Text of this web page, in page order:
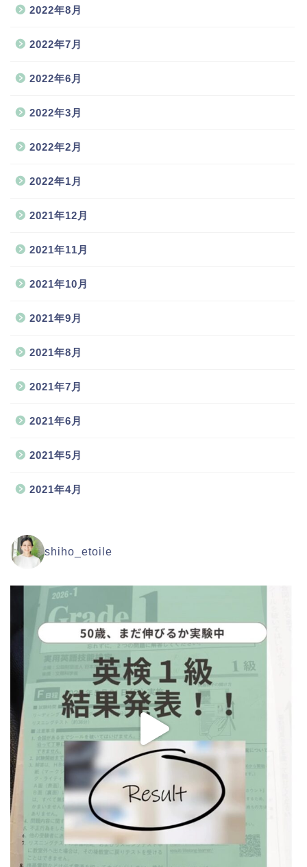
2022年8月
2022年7月
2022年6月
2022年3月
2022年2月
2022年1月
2021年12月
2021年11月
2021年10月
2021年9月
2021年8月
2021年7月
2021年6月
2021年5月
2021年4月
shiho_etoile